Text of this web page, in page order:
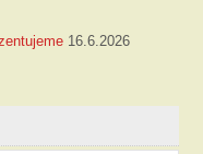
16.6.2026